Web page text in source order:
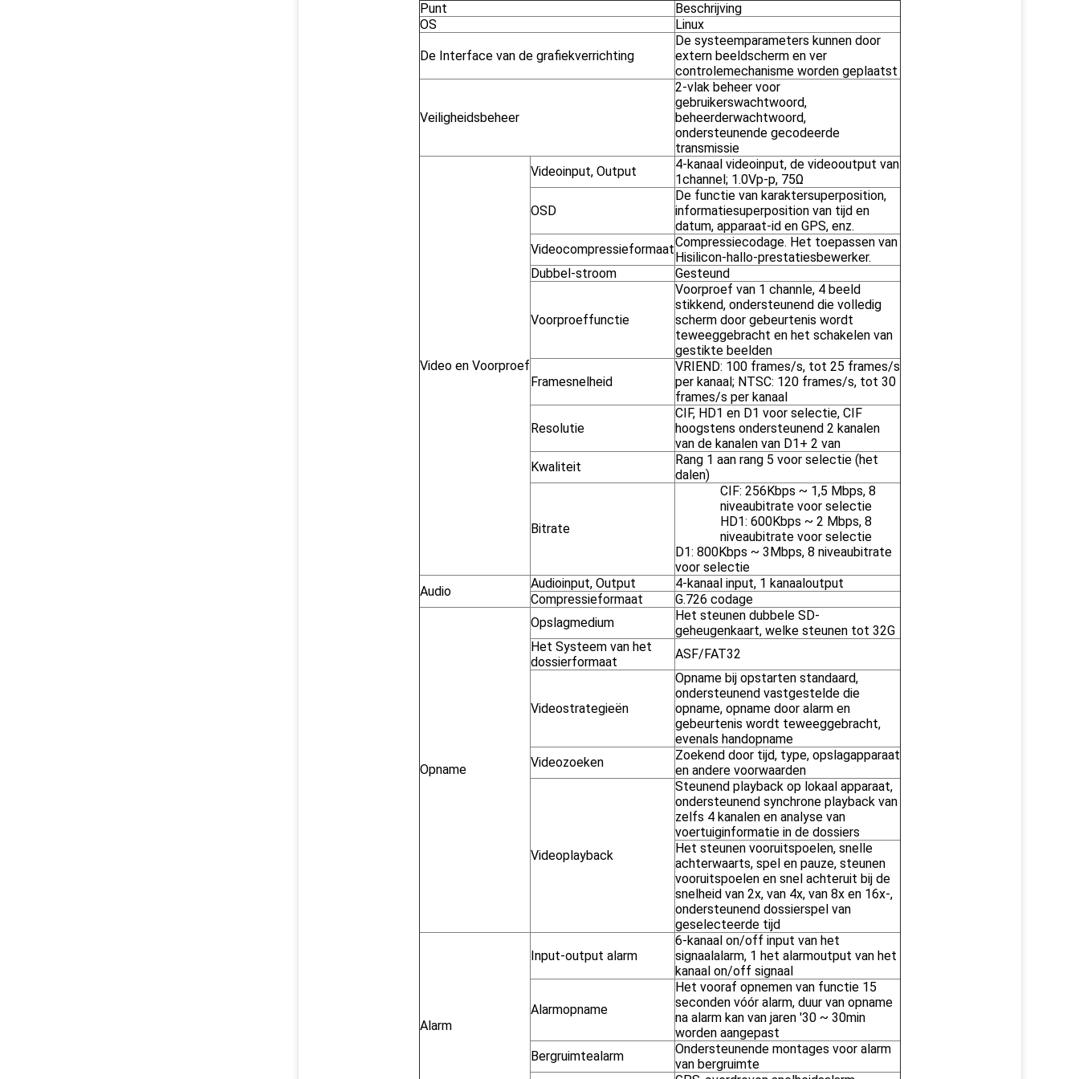
Punt
Beschrijving
OS
Linux
De Interface van de grafiekverrichting
De systeemparameters kunnen door
extern beeldscherm en ver
controlemechanisme worden geplaatst
Veiligheidsbeheer
2-vlak beheer voor
gebruikerswachtwoord,
beheerderwachtwoord,
ondersteunende gecodeerde
transmissie
Video en Voorproef
Videoinput, Output
4-kanaal videoinput, de videooutput van
1channel; 1.0Vp-p, 75Ω
OSD
De functie van karaktersuperposition,
informatiesuperposition van tijd en
datum, apparaat-id en GPS, enz.
VideocompressieformaatCompressiecodage. Het toepassen van
Hisilicon-hallo-prestatiesbewerker.
Dubbel-stroom
Gesteund
Voorproeffunctie
Voorproef van 1 channle, 4 beeld
stikkend, ondersteunend die volledig
scherm door gebeurtenis wordt
teweeggebracht en het schakelen van
gestikte beelden
Framesnelheid
VRIEND: 100 frames/s, tot 25 frames/s
per kanaal; NTSC: 120 frames/s, tot 30
frames/s per kanaal
Resolutie
CIF, HD1 en D1 voor selectie, CIF
hoogstens ondersteunend 2 kanalen
van de kanalen van D1+ 2 van
Kwaliteit
Rang 1 aan rang 5 voor selectie (het
dalen)
Bitrate
CIF: 256Kbps ~ 1,5 Mbps, 8
niveaubitrate voor selectie
HD1: 600Kbps ~ 2 Mbps, 8
niveaubitrate voor selectie
D1: 800Kbps ~ 3Mbps, 8 niveaubitrate
voor selectie
Audio
Audioinput, Output
4-kanaal input, 1 kanaaloutput
Compressieformaat
G.726 codage
Opname
Opslagmedium
Het steunen dubbele SD-
geheugenkaart, welke steunen tot 32G
Het Systeem van het
dossierformaat
ASF/FAT32
Videostrategieën
Opname bij opstarten standaard,
ondersteunend vastgestelde die
opname, opname door alarm en
gebeurtenis wordt teweeggebracht,
evenals handopname
Videozoeken
Zoekend door tijd, type, opslagapparaat
en andere voorwaarden
Videoplayback
Steunend playback op lokaal apparaat,
ondersteunend synchrone playback van
zelfs 4 kanalen en analyse van
voertuiginformatie in de dossiers
Het steunen vooruitspoelen, snelle
achterwaarts, spel en pauze, steunen
vooruitspoelen en snel achteruit bij de
snelheid van 2x, van 4x, van 8x en 16x-,
ondersteunend dossierspel van
geselecteerde tijd
Alarm
Input-output alarm
6-kanaal on/off input van het
signaalalarm, 1 het alarmoutput van het
kanaal on/off signaal
Alarmopname
Het vooraf opnemen van functie 15
seconden vóór alarm, duur van opname
na alarm kan van jaren '30 ~ 30min
worden aangepast
Bergruimtealarm
Ondersteunende montages voor alarm
van bergruimte